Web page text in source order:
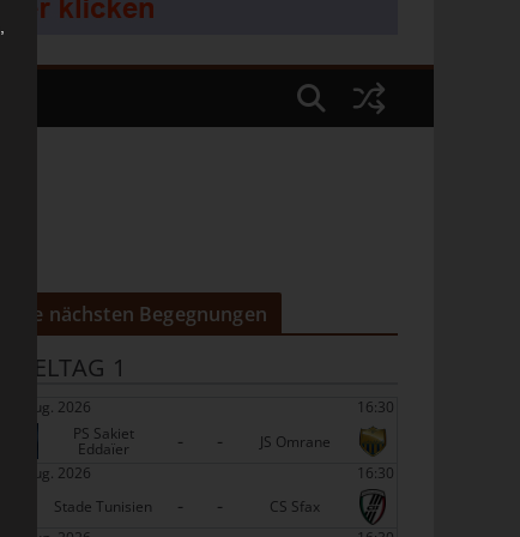
Die nächsten Begegnungen
SPIELTAG 1
22 Aug. 2026
16:30
PS Sakiet
Eddaïer - -
JS Omrane
22 Aug. 2026
16:30
Stade Tunisien
- -
CS Sfax